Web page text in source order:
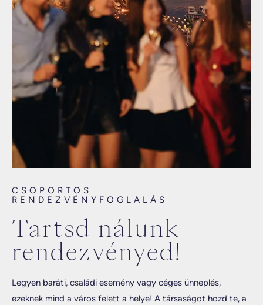
CSOPORTOS
RENDEZVÉNYFOGLALÁS
Tartsd nálunk
rendezvényed!
Legyen baráti, családi esemény vagy céges ünneplés,
ezeknek mind a város felett a helye! A társaságot hozd te, a